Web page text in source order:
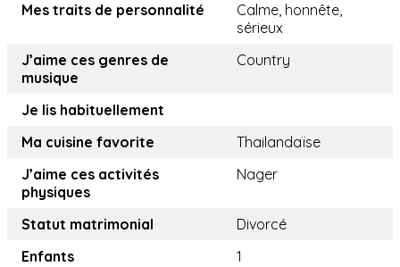
Mes traits de personnalité
Calme, honnête,
sérieux
J’aime ces genres de
musique
Country
Je lis habituellement
Ma cuisine favorite
Thailandaïse
J’aime ces activités
physiques
Nager
Statut matrimonial
Divorcé
Enfants
1